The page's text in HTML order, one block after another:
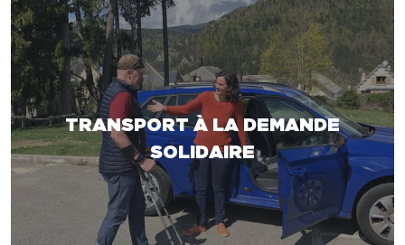
TRANSPORT À LA DEMANDE
SOLIDAIRE